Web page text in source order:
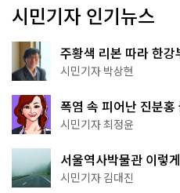
시민기자 인기뉴스
주황색 리본 따라 한
서울둘레길 15코스
시민기자 박상현
폭염 속 피어난 진분
무 명소
시민기자 최정윤
서울역사박물관 이렇
나는 역사 산책
시민기자 김대진